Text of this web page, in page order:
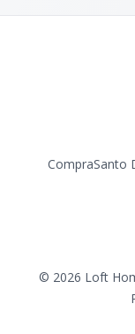
CompraSanto
© 2026 Loft